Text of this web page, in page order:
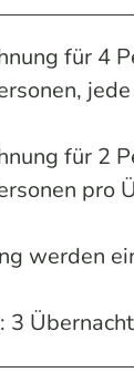
für 4
für 2
pro
werden